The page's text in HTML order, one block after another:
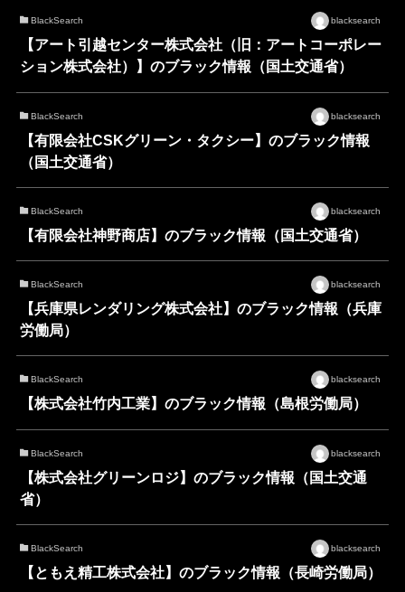
BlackSearch blacksearch
【アート引越センター株式会社（旧：アートコーポレー
ション株式会社）】のブラック情報（国土交通省）
BlackSearch blacksearch
【有限会社CSKグリーン・タクシー】のブラック情報
（国土交通省）
BlackSearch blacksearch
【有限会社神野商店】のブラック情報（国土交通省）
BlackSearch blacksearch
【兵庫県レンダリング株式会社】のブラック情報（兵庫
労働局）
BlackSearch blacksearch
【株式会社竹内工業】のブラック情報（島根労働局）
BlackSearch blacksearch
【株式会社グリーンロジ】のブラック情報（国土交通
省）
BlackSearch blacksearch
【ともえ精工株式会社】のブラック情報（長崎労働局）